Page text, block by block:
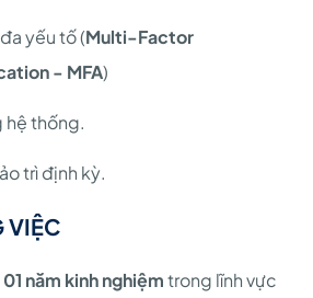
yếu tố (Multi-Factor
- MFA)
hệ thống.
trì định kỳ.
VIỆC
01 năm kinh nghiệmtrong lĩnh vực